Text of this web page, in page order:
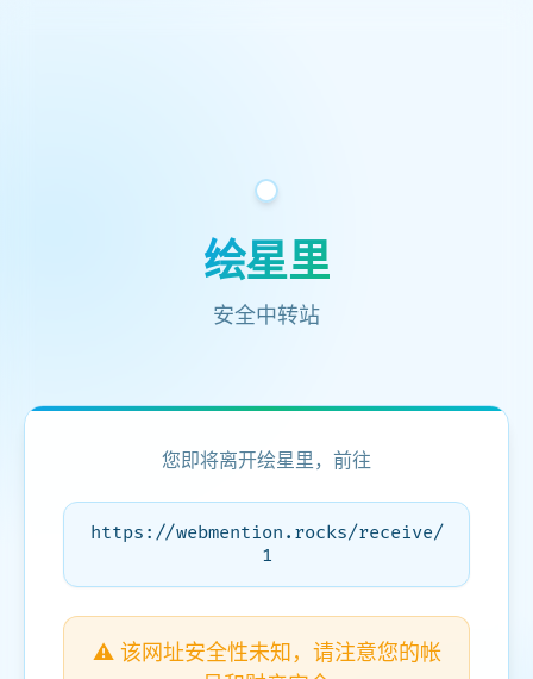
绘星里
安全中转站
您即将离开绘星里，前往
https://webmention.rocks/receive/
1
⚠️ 该网址安全性未知，请注意您的帐